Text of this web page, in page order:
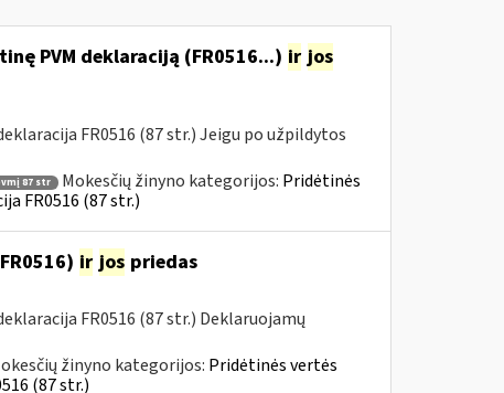
PVM deklaraciją (FR0516...) ir jos
FR0516 (87 str.) Jeigu po užpildytos
87 str Mokesčių žinyno kategorijos: Pridėtinės
FR0516 (87 str.)
ir jos priedas
FR0516 (87 str.) Deklaruojamų
žinyno kategorijos: Pridėtinės vertės
(87 str.)